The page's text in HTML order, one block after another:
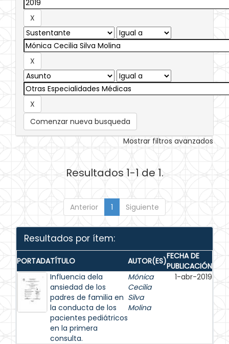
Comenzar nueva busqueda
Mostrar filtros avanzados
Resultados 1-1 de 1.
Anterior 1 Siguiente
Resultados por ítem:
PORTADATÍTULO AUTOR(ES)FECHA DE
PUBLICACIÓN
Influencia dela
ansiedad de los
padres de familia en
la conducta de los
pacientes pediátricos
en la primera
consulta.
Mónica
Cecilia
Silva
Molina
1-abr-2019